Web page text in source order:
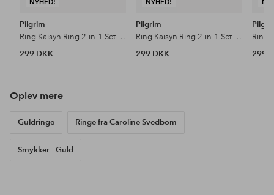
NYHED!
Pilgrim
Ring Kaisyn Ring 2-in-1 Set Gold-plated
299 DKK
NYHED!
Pilgrim
Ring Kaisyn Ring 2-in-1 Set Silver-plated
299 DKK
Ring
299
Oplev mere
Guldringe Ringe fra Caroline Svedbom
Smykker - Guld